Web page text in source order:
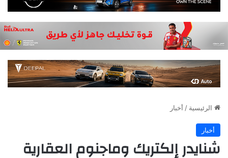
الرئيسية / أخبار
أخبار
شنايدر إلكتريك وماجنوم العقارية